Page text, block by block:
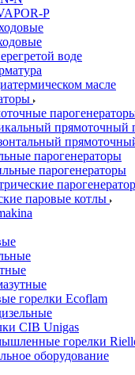
P
воде
масле
прямоточный
парогенераторы
парогенераторы
паровые котлы
горелки Ecoflam
CIB Unigas
горелки
оборудование